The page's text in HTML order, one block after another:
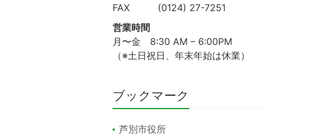
FAX (0124) 27-7251
営業時間
月〜金 8:30 AM – 6:00PM
（※土日祝日、年末年始は休業）
ブックマーク
芦別市役所